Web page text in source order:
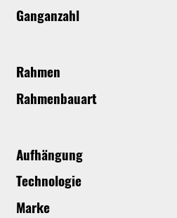
Ganganzahl
Rahmen
Rahmenbauart
Aufhängung
Technologie
Marke